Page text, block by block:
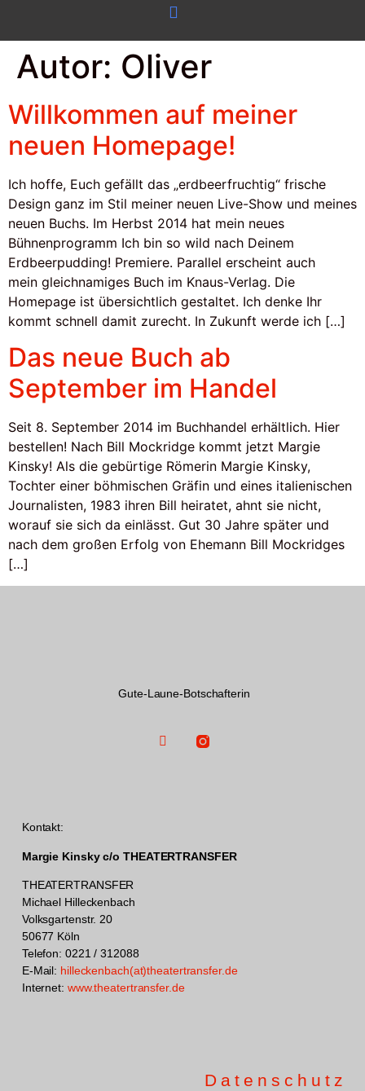
Autor: Oliver
Willkommen auf meiner
neuen Homepage!
Ich hoffe, Euch gefällt das „erdbeerfruchtig“ frische
Design ganz im Stil meiner neuen Live-Show und meines
neuen Buchs. Im Herbst 2014 hat mein neues
Bühnenprogramm Ich bin so wild nach Deinem
Erdbeerpudding! Premiere. Parallel erscheint auch
mein gleichnamiges Buch im Knaus-Verlag. Die
Homepage ist übersichtlich gestaltet. Ich denke Ihr
kommt schnell damit zurecht. In Zukunft werde ich […]
Das neue Buch ab
September im Handel
Seit 8. September 2014 im Buchhandel erhältlich. Hier
bestellen! Nach Bill Mockridge kommt jetzt Margie
Kinsky! Als die gebürtige Römerin Margie Kinsky,
Tochter einer böhmischen Gräfin und eines italienischen
Journalisten, 1983 ihren Bill heiratet, ahnt sie nicht,
worauf sie sich da einlässt. Gut 30 Jahre später und
nach dem großen Erfolg von Ehemann Bill Mockridges
[…]
Gute-Laune-Botschafterin
Kontakt:
Margie Kinsky c/o THEATERTRANSFER
THEATERTRANSFER
Michael Hilleckenbach
Volksgartenstr. 20
50677 Köln
Telefon: 0221 / 312088
E-Mail: hilleckenbach(at)theatertransfer.de
Internet: www.theatertransfer.de
Datenschutz